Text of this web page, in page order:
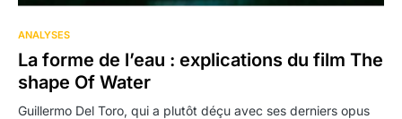
ANALYSES
La forme de l’eau : explications du film The
shape Of Water
Guillermo Del Toro, qui a plutôt déçu avec ses derniers opus